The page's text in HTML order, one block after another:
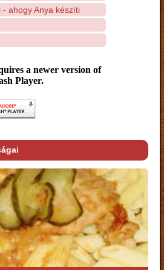
ahogy Anya készíti
a newer version of
Player.